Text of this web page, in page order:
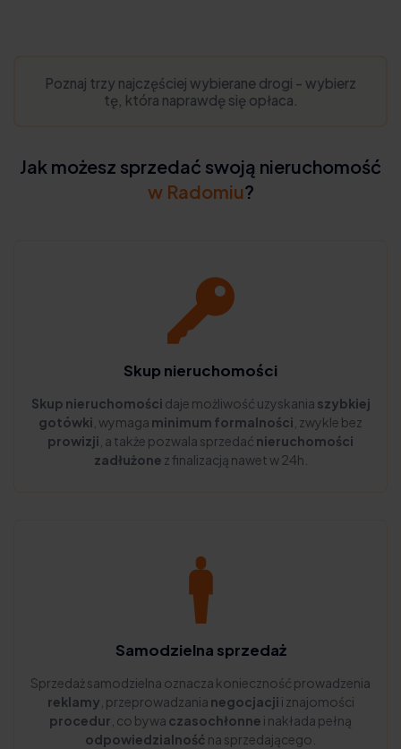
Jak możesz sprzedać swoją nieruchomość
w Radomiu?
Poznaj trzy najczęściej wybierane drogi - wybierz
tę, która naprawdę się opłaca.
Skup nieruchomości
Skup nieruchomości daje możliwość uzyskania szybkiej
gotówki , wymaga minimum formalności , zwykle bez
prowizji , a także pozwala sprzedać nieruchomości
zadłużone z finalizacją nawet w 24h.
Samodzielna sprzedaż
Sprzedaż samodzielna oznacza konieczność prowadzenia
reklamy , przeprowadzania negocjacji i znajomości
procedur , co bywa czasochłonne i nakłada pełną
odpowiedzialność na sprzedającego.